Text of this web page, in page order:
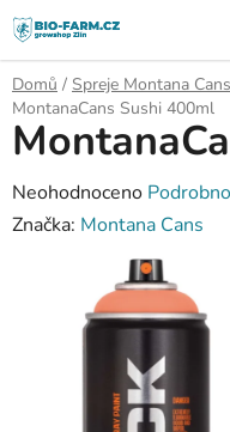
Přejít
na
obsah
Domů / Spreje Montana
MontanaCans Sushi 400ml
Průměrné
hodnocení
Neohodnoceno
Značka: Montana Cans